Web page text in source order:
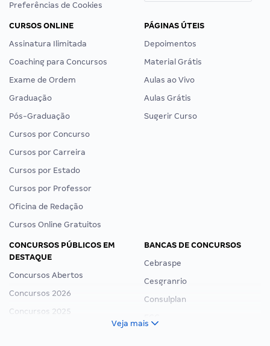
Preferências de Cookies
CURSOS ONLINE
Assinatura Ilimitada
Coaching para Concursos
Exame de Ordem
Graduação
Pós-Graduação
Cursos por Concurso
Cursos por Carreira
Cursos por Estado
Cursos por Professor
Oficina de Redação
Cursos Online Gratuitos
PÁGINAS ÚTEIS
Depoimentos
Material Grátis
Aulas ao Vivo
Aulas Grátis
Sugerir Curso
CONCURSOS PÚBLICOS EM
DESTAQUE
Concursos Abertos
Concursos 2026
Concursos 2025
BANCAS DE CONCURSOS
Cebraspe
Cesgranrio
Consulplan
Veja mais